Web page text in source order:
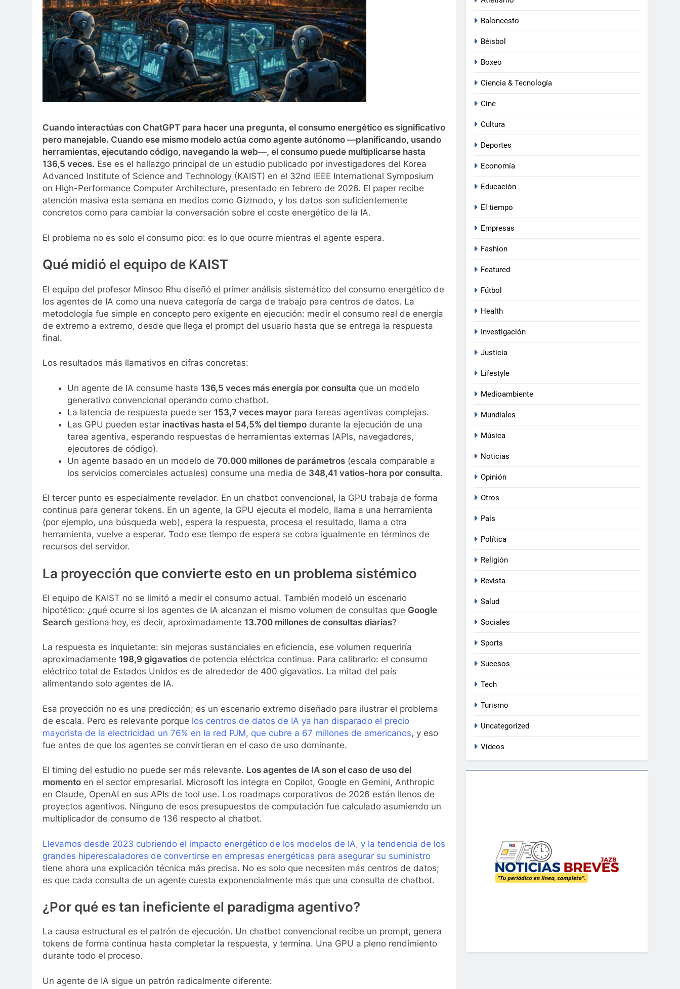
Cuando interactúas con ChatGPT para hacer una pregunta, el consumo energético es significativo
pero manejable. Cuando ese mismo modelo actúa como agente autónomo —planificando, usando
herramientas, ejecutando código, navegando la web—, el consumo puede multiplicarse hasta
136,5 veces. Ese es el hallazgo principal de un estudio publicado por investigadores del Korea
Advanced Institute of Science and Technology (KAIST) en el 32nd IEEE International Symposium
on High-Performance Computer Architecture, presentado en febrero de 2026. El paper recibe
atención masiva esta semana en medios como Gizmodo, y los datos son suficientemente
concretos como para cambiar la conversación sobre el coste energético de la IA.
El problema no es solo el consumo pico: es lo que ocurre mientras el agente espera.
Qué midió el equipo de KAIST
El equipo del profesor Minsoo Rhu diseñó el primer análisis sistemático del consumo energético de
los agentes de IA como una nueva categoría de carga de trabajo para centros de datos. La
metodología fue simple en concepto pero exigente en ejecución: medir el consumo real de energía
de extremo a extremo, desde que llega el prompt del usuario hasta que se entrega la respuesta
final.
Los resultados más llamativos en cifras concretas:
Un agente de IA consume hasta 136,5 veces más energía por consulta que un modelo
generativo convencional operando como chatbot.
La latencia de respuesta puede ser 153,7 veces mayorpara tareas agentivas complejas.
Las GPU pueden estar inactivas hasta el 54,5% del tiempodurante la ejecución de una
tarea agentiva, esperando respuestas de herramientas externas (APIs, navegadores,
ejecutores de código).
Un agente basado en un modelo de 70.000 millones de parámetros(escala comparable a
los servicios comerciales actuales) consume una media de 348,41 vatios-hora por consulta.
El tercer punto es especialmente revelador. En un chatbot convencional, la GPU trabaja de forma
continua para generar tokens. En un agente, la GPU ejecuta el modelo, llama a una herramienta
(por ejemplo, una búsqueda web), espera la respuesta, procesa el resultado, llama a otra
herramienta, vuelve a esperar. Todo ese tiempo de espera se cobra igualmente en términos de
recursos del servidor.
La proyección que convierte esto en un problema sistémico
El equipo de KAIST no se limitó a medir el consumo actual. También modeló un escenario
hipotético: ¿qué ocurre si los agentes de IA alcanzan el mismo volumen de consultas que Google
Search gestiona hoy, es decir, aproximadamente 13.700 millones de consultas diarias?
La respuesta es inquietante: sin mejoras sustanciales en eficiencia, ese volumen requeriría
aproximadamente 198,9 gigavatios de potencia eléctrica continua. Para calibrarlo: el consumo
eléctrico total de Estados Unidos es de alrededor de 400 gigavatios. La mitad del país
alimentando solo agentes de IA.
Esa proyección no es una predicción; es un escenario extremo diseñado para ilustrar el problema
de escala. Pero es relevante porque los centros de datos de IA ya han disparado el precio
mayorista de la electricidad un 76% en la red PJM, que cubre a 67 millones de americanos, y eso
fue antes de que los agentes se convirtieran en el caso de uso dominante.
El timing del estudio no puede ser más relevante. Los agentes de IA son el caso de uso del
momento en el sector empresarial. Microsoft los integra en Copilot, Google en Gemini, Anthropic
en Claude, OpenAI en sus APIs de tool use. Los roadmaps corporativos de 2026 están llenos de
proyectos agentivos. Ninguno de esos presupuestos de computación fue calculado asumiendo un
multiplicador de consumo de 136 respecto al chatbot.
Llevamos desde 2023 cubriendo el impacto energético de los modelos de IA, y la tendencia de los
grandes hiperescaladores de convertirse en empresas energéticas para asegurar su suministro
tiene ahora una explicación técnica más precisa. No es solo que necesiten más centros de datos;
es que cada consulta de un agente cuesta exponencialmente más que una consulta de chatbot.
¿Por qué es tan ineficiente el paradigma agentivo?
La causa estructural es el patrón de ejecución. Un chatbot convencional recibe un prompt, genera
tokens de forma continua hasta completar la respuesta, y termina. Una GPU a pleno rendimiento
durante todo el proceso.
Un agente de IA sigue un patrón radicalmente diferente:
Baloncesto
Béisbol
Boxeo
Ciencia & Tecnología
Cine
Cultura
Deportes
Economía
Educación
El tiempo
Empresas
Fashion
Featured
Fútbol
Health
Investigación
Justicia
Lifestyle
Medioambiente
Mundiales
Música
Noticias
Opinión
Otros
País
Política
Religión
Revista
Salud
Sociales
Sports
Sucesos
Tech
Turismo
Uncategorized
Videos